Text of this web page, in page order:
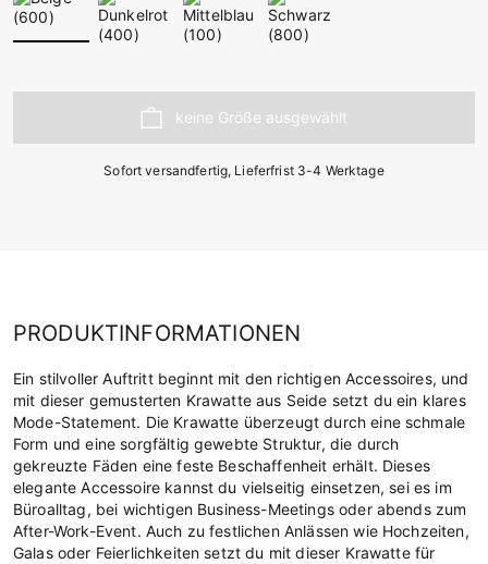
Sofort versandfertig, Lieferfrist 3-4 Werktage
PRODUKTINFORMATIONEN
Ein stilvoller Auftritt beginnt mit den richtigen Accessoires, und
mit dieser gemusterten Krawatte aus Seide setzt du ein klares
Mode-Statement. Die Krawatte überzeugt durch eine schmale
Form und eine sorgfältig gewebte Struktur, die durch
gekreuzte Fäden eine feste Beschaffenheit erhält. Dieses
elegante Accessoire kannst du vielseitig einsetzen, sei es im
Büroalltag, bei wichtigen Business-Meetings oder abends zum
After-Work-Event. Auch zu festlichen Anlässen wie Hochzeiten,
Galas oder Feierlichkeiten setzt du mit dieser Krawatte für